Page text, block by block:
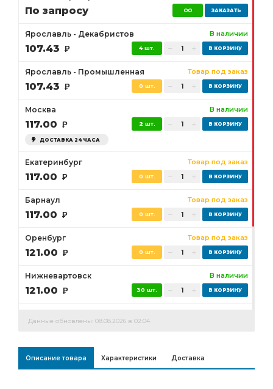
По запросу
Ярославль - Декабристов В наличии
107.43 Р 4 шт.
Ярославль - Промышленная Товар под заказ
107.43 Р 0 шт.
Москва В наличии
117.00 Р 2 шт.
ДОСТАВКА 24 ЧАСА
Екатеринбург Товар под заказ
117.00 Р 0 шт.
Барнаул Товар под заказ
117.00 Р 0 шт.
Оренбург Товар под заказ
121.00 Р 0 шт.
Нижневартовск В наличии
121.00 Р 30 шт.
Данные обновлены: 08.08.2026 в 02:04
Описание товара Характеристики Доставка